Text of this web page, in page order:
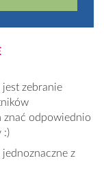
zebranie
znać odpowiednio
:)
z